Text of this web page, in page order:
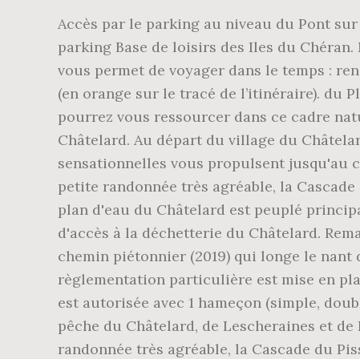
Accès par le parking au niveau du Pont
parking Base de loisirs des Iles du
vous permet de voyager dans le temps :
(en orange sur le tracé de l’itinéraire). du
pourrez vous ressourcer dans ce cadre
Châtelard. Au départ du village du
sensationnelles vous propulsent jusqu'au
petite randonnée très agréable, la
plan d'eau du Châtelard est peuplé
d'accès à la déchetterie du Châtelard.
chemin piétonnier (2019) qui longe le nant
règlementation particulière est mise en
est autorisée avec 1 hameçon (simple,
pêche du Châtelard, de Lescheraines et
randonnée très agréable, la Cascade du